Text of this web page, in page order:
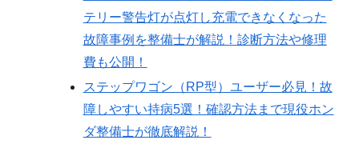
テリー警告灯が点灯し充電できなくなった
故障事例を整備士が解説！診断方法や修理
費も公開！
ステップワゴン（RP型）ユーザー必見！故
障しやすい持病5選！確認方法まで現役ホン
ダ整備士が徹底解説！